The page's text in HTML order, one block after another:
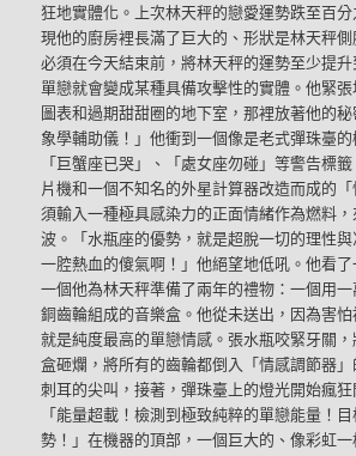
狂地實體化。上次林天秤的戀愛運勢跌至百
現他的廚房裡長滿了巨大的、形狀是林天秤
必須在今天結束前，將林天秤的運勢至少提
單戀就會變成某種具備攻擊性的實體。他緊
圖表和過期甜甜圈的地下室，那裡放著他的
象學輔助儀！」他衝到一個像是老式彈珠臺
「巨蟹座已哭」、「處女座勿碰」等警告標
片機和一個不知名的外星計算器改造而成的
須輸入一種極具感染力的正面情緒作為燃料
波。「水瓶座的優勢，就是超脫一切的理性
一腔熱血的傻氣啊！」他絕望地低吼。他看
一個他為林天秤準備了兩年的禮物：一個用
銅齒輪組成的音樂盒。他從未送出，因為害怕
就是純度最高的單戀情感。張水瓶咬緊牙關
盒砸爛，將所有的齒輪都倒入「情感調節器
刺耳的尖叫，接著，彈珠臺上的燈光開始瘋狂
「能量超載！檢測到極致純粹的單戀能量！
勢！」在機器的頂部，一個巨大的、像彩虹